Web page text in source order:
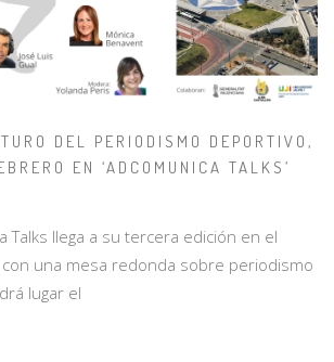
DEL PERIODISMO DEPORTIVO,
EN ‘ADCOMUNICA TALKS’
Talks llega a su tercera edición en el
una mesa redonda sobre periodismo
lugar el